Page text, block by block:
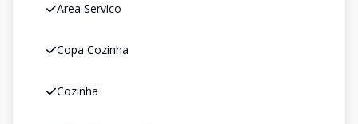
Area Servico
Copa Cozinha
Cozinha